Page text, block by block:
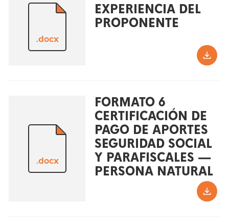
.docx
EXPERIENCIA DEL
PROPONENTE
.docx
FORMATO 6
CERTIFICACIÓN DE
PAGO DE APORTES
SEGURIDAD SOCIAL
Y PARAFISCALES —
PERSONA NATURAL